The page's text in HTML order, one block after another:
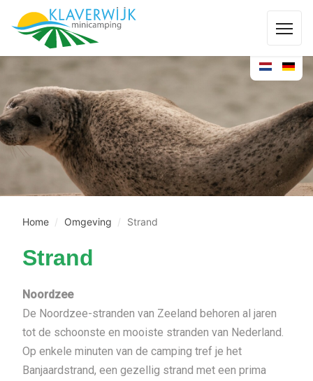
Home Omgeving Strand
Strand
Noordzee
De Noordzee-stranden van Zeeland behoren al jaren
tot de schoonste en mooiste stranden van Nederland.
Op enkele minuten van de camping tref je het
Banjaardstrand, een gezellig strand met een prima